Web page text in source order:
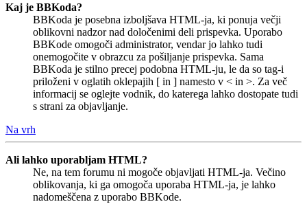
Kaj je BBKoda?
BBKoda je posebna izboljšava HTML-ja, ki ponuja večji
oblikovni nadzor nad določenimi deli prispevka. Uporabo
BBKode omogoči administrator, vendar jo lahko tudi
onemogočite v obrazcu za pošiljanje prispevka. Sama
BBKoda je stilno precej podobna HTML-ju, le da so tag-i
priloženi v oglatih oklepajih [ in ] namesto v < in >. Za več
informacij se oglejte vodnik, do katerega lahko dostopate tudi
s strani za objavljanje.
Na vrh
Ali lahko uporabljam HTML?
Ne, na tem forumu ni mogoče objavljati HTML-ja. Večino
oblikovanja, ki ga omogoča uporaba HTML-ja, je lahko
nadomeščena z uporabo BBKode.